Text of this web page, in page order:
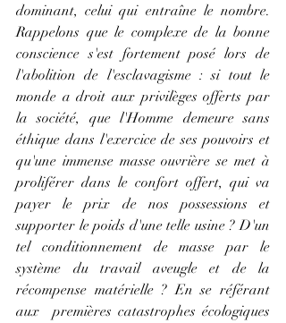
dominant, celui qui entraîne le nombre.
Rappelons que le complexe de la bonne
conscience s'est fortement posé lors de
l'abolition de l'esclavagisme : si tout le
monde a droit aux privilèges offerts par
la société, que l'Homme demeure sans
éthique dans l'exercice de ses pouvoirs et
qu'une immense masse ouvrière se met à
proliférer dans le confort offert, qui va
payer le prix de nos possessions et
supporter le poids d'une telle usine ? D'un
tel conditionnement de masse par le
système du travail aveugle et de la
récompense matérielle ? En se référant
aux  premières catastrophes écologiques